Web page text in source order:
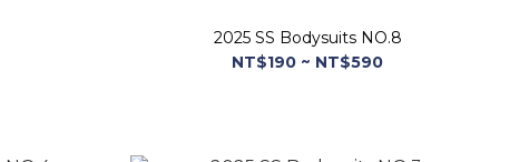
2025 SS Bodysuits NO.8
NT$190 ~ NT$590